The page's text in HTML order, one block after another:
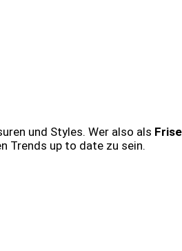
und Styles. Wer also als
Trends up to date zu sein.